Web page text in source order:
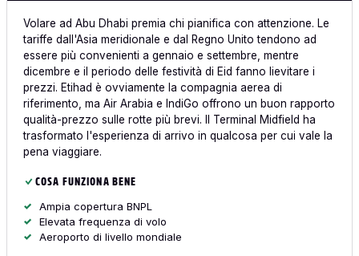
Volare ad Abu Dhabi premia chi pianifica con attenzione. Le
tariffe dall'Asia meridionale e dal Regno Unito tendono ad
essere più convenienti a gennaio e settembre, mentre
dicembre e il periodo delle festività di Eid fanno lievitare i
prezzi. Etihad è ovviamente la compagnia aerea di
riferimento, ma Air Arabia e IndiGo offrono un buon rapporto
qualità-prezzo sulle rotte più brevi. Il Terminal Midfield ha
trasformato l'esperienza di arrivo in qualcosa per cui vale la
pena viaggiare.
COSA FUNZIONA BENE
Ampia copertura BNPL
Elevata frequenza di volo
Aeroporto di livello mondiale